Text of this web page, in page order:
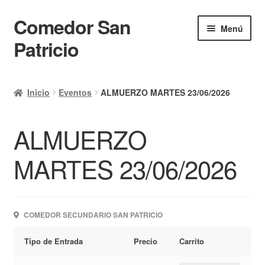
Ir
a
la
Ir
al
contenido
Comedor San
Patricio
Menú
Calendario
Mi cuenta
Ayuda Rapida
Finalizar compra
Inicio Eventos ALMUERZO MARTES 23/06/2026
ALMUERZO
MARTES 23/06/2026
COMEDOR SECUNDARIO SAN PATRICIO
Tipo de Entrada Precio Carrito